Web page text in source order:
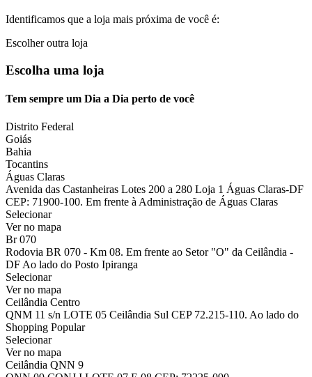
Identificamos que a loja mais próxima de você é:
Escolher outra loja
Escolha uma loja
Tem sempre um Dia a Dia perto de você
Distrito Federal
Goiás
Bahia
Tocantins
Águas Claras
Avenida das Castanheiras Lotes 200 a 280 Loja 1 Águas Claras-DF
CEP: 71900-100. Em frente à Administração de Águas Claras
Selecionar
Ver no mapa
Br 070
Rodovia BR 070 - Km 08. Em frente ao Setor "O" da Ceilândia -
DF Ao lado do Posto Ipiranga
Selecionar
Ver no mapa
Ceilândia Centro
QNM 11 s/n LOTE 05 Ceilândia Sul CEP 72.215-110. Ao lado do
Shopping Popular
Selecionar
Ver no mapa
Ceilândia QNN 9